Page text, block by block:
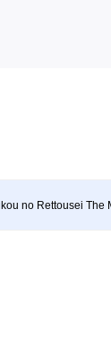
no Rettousei The